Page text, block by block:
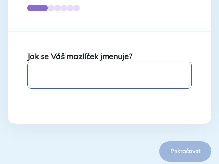
Jak se Váš mazlíček jmenuje?
Pokračovat